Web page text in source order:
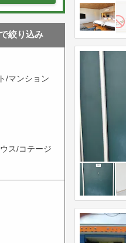
絞り込み
/マンション
ス/コテージ